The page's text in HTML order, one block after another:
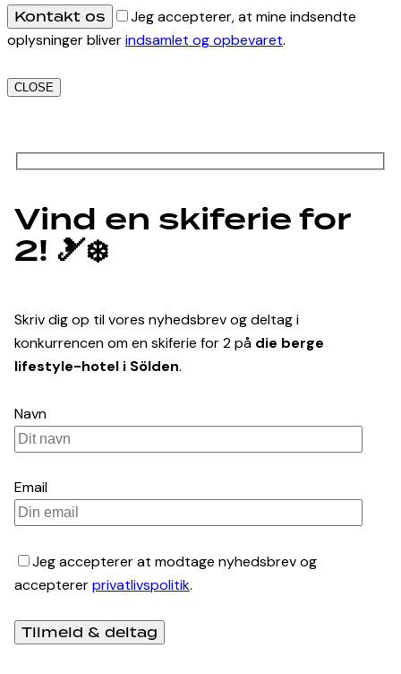
Jeg accepterer, at mine indsendte
oplysninger bliverindsamlet og opbevaret.
CLOSE
Vind en skiferie for
2! 🎿❄️
Skriv dig op til vores nyhedsbrev og deltag i
konkurrencen om en skiferie for 2 på die berge
lifestyle-hotel i Sölden.
Navn
Email
Jeg accepterer at modtage nyhedsbrev og
acceptererprivatlivspolitik.